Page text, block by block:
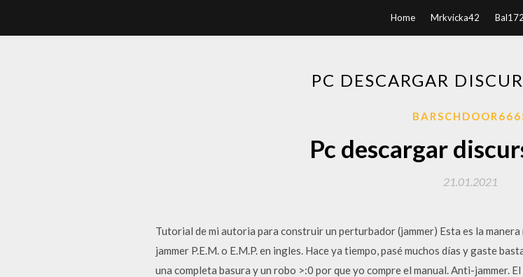
Home Mrkvicka42
PC DESCARGAR
Pc descargar
21.01.2021
Tutorial de mi autoria para construir un perturbador (jammer) Esta es la
jammer P.E.M. o E.M.P. en ingles. Hace ya tiempo, pasé muchos días y gaste
una completa basura y un robo >:0 por que yo compre el manual. Anti-jammer.